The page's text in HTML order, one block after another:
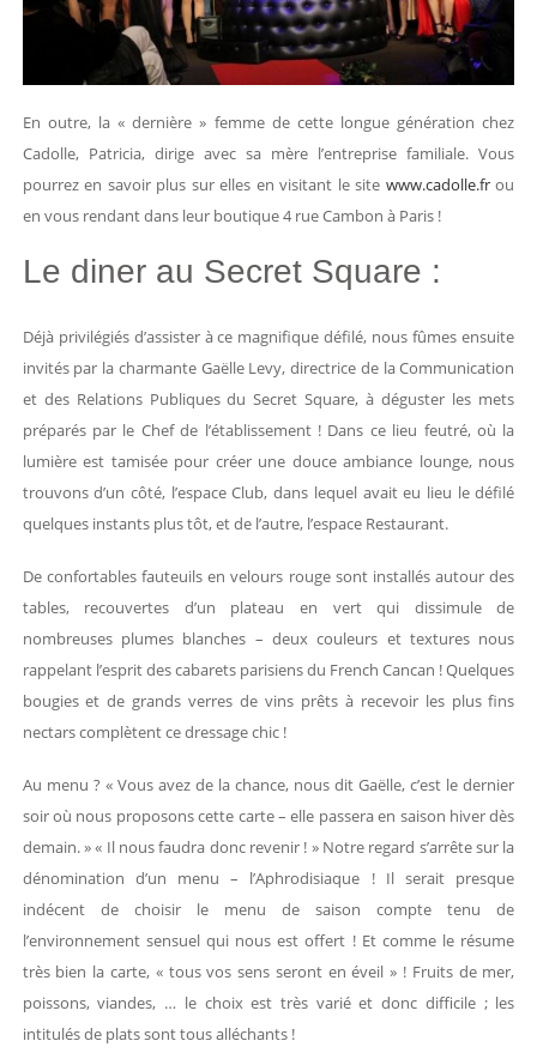
En outre, la « dernière » femme de cette longue génération chez
Cadolle, Patricia, dirige avec sa mère l’entreprise familiale. Vous
pourrez en savoir plus sur elles en visitant le site www.cadolle.frou
en vous rendant dans leur boutique 4 rue Cambon à Paris !
Le diner au Secret Square :
Déjà privilégiés d’assister à ce magnifique défilé, nous fûmes ensuite
invités par la charmante Gaëlle Levy, directrice de la Communication
et des Relations Publiques du Secret Square, à déguster les mets
préparés par le Chef de l’établissement ! Dans ce lieu feutré, où la
lumière est tamisée pour créer une douce ambiance lounge, nous
trouvons d’un côté, l’espace Club, dans lequel avait eu lieu le défilé
quelques instants plus tôt, et de l’autre, l’espace Restaurant.
De confortables fauteuils en velours rouge sont installés autour des
tables, recouvertes d’un plateau en vert qui dissimule de
nombreuses plumes blanches – deux couleurs et textures nous
rappelant l’esprit des cabarets parisiens du French Cancan ! Quelques
bougies et de grands verres de vins prêts à recevoir les plus fins
nectars complètent ce dressage chic !
Au menu ? « Vous avez de la chance, nous dit Gaëlle, c’est le dernier
soir où nous proposons cette carte – elle passera en saison hiver dès
demain. » « Il nous faudra donc revenir ! » Notre regard s’arrête sur la
dénomination d’un menu – l’Aphrodisiaque ! Il serait presque
indécent de choisir le menu de saison compte tenu de
l’environnement sensuel qui nous est offert ! Et comme le résume
très bien la carte, « tous vos sens seront en éveil » ! Fruits de mer,
poissons, viandes, … le choix est très varié et donc difficile ; les
intitulés de plats sont tous alléchants !